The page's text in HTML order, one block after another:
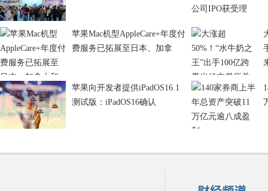
苹果Mac机型AppleCare+年度付
费服务已拓展至日本、加拿
苹果向开发者提供iPadOS16.1
测试版：iPadOS16确认